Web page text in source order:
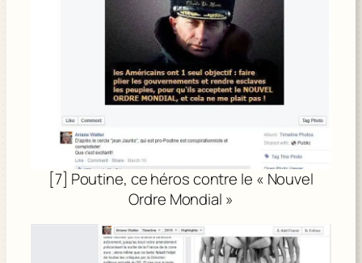
[7] Poutine, ce héros contre le « Nouvel
Ordre Mondial »